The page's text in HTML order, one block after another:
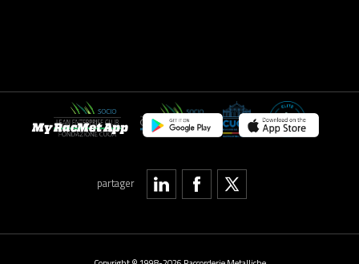
partager
My RacMet App